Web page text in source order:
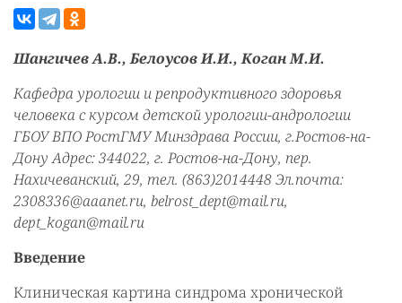
Шангичев А.В., Белоусов И.И., Коган М.И.
Кафедра урологии и репродуктивного здоровья
человека с курсом детской урологии-андрологии
ГБОУ ВПО РостГМУ Минздрава России, г.Ростов-на-
Дону Адрес: 344022, г. Ростов-на-Дону, пер.
Нахичеванский, 29, тел. (863)2014448 Эл.почта:
2308336@aaanet.ru, belrost_dept@mail.ru,
dept_kogan@mail.ru
Введение
Клиническая картина синдрома хронической